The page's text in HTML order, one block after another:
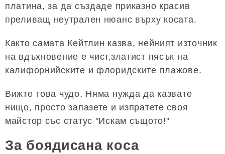
платина, за да създаде приказно красив
преливащ неутрален нюанс върху косата.
Както самата Кейтлин казва, нейният източник
на вдъхновение е чист,златист пясък на
калифорнийските и флоридските плажове.
Вижте това чудо. Няма нужда да казвате
нищо, просто запазете и изпратете своя
майстор със статус "Искам същото!"
За боядисана коса